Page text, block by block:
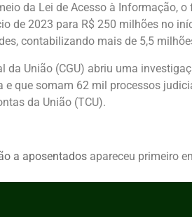
da Lei de Acesso à Informação,
de 2023 para R$ 250 milhões no
contabilizando mais de 5,5
União (CGU) abriu uma
que somam 62 mil processos
da União (TCU).
a aposentados apareceu primeiro